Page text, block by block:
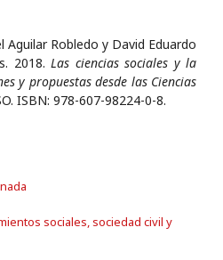
Aguilar Robledo y David Eduardo
2018. Las ciencias sociales y la
y propuestas desde las Ciencias
ISBN: 978-607-98224-0-8.
sociales, sociedad civil y